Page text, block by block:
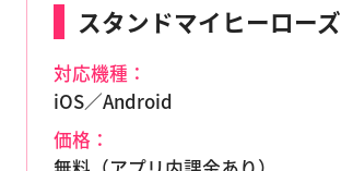
スタンドマイヒーローズ
対応機種：
iOS／Android
価格：